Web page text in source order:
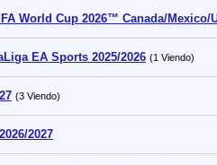
World Cup 2026™ Canada/Mexico/
EA Sports 2025/2026 (1 Viendo)
(3 Viendo)
2027